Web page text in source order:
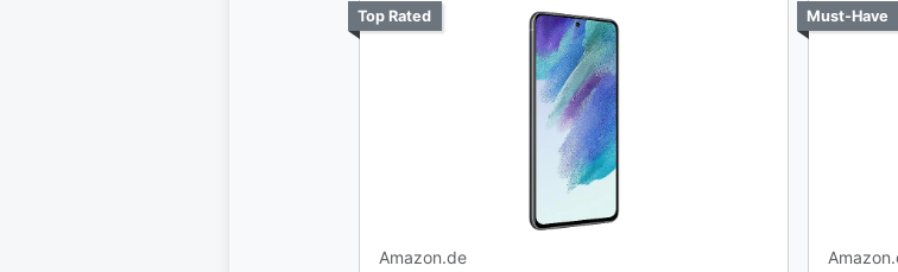
Top Rated
Amazon.de
Must-Have